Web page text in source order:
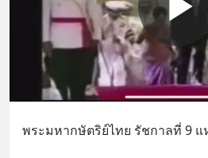
พระมหากษัตริย์ไทย รัชกาลที่ 9 แ